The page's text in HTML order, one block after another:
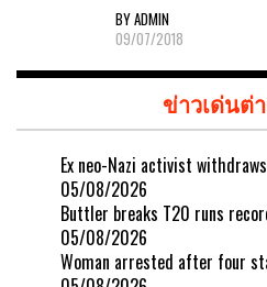
BY ADMIN
09/07/2018
ข่าวเด่นต่
Ex neo-Nazi activist
05/08/2026
Buttler breaks T20 runs
05/08/2026
Woman arrested after four